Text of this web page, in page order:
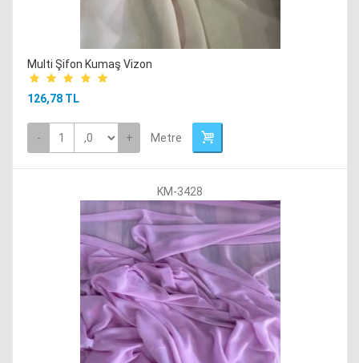
Multi Şifon Kumaş Vizon
126,78 TL
- + Metre
KM-3428